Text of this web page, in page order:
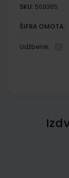
SKU: 569365
ŠIFRA OMOTA:
Udžbenik